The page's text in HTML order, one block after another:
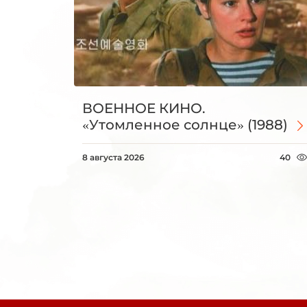
ВОЕННОЕ КИНО.
«Утомленное солнце» (1988)
8 августа 2026 40